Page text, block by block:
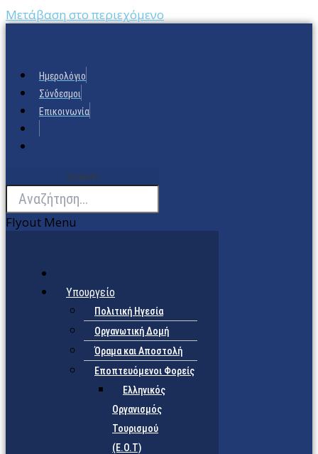
Μετάβαση στο περιεχόμενο
Ημερολόγιο
Σύνδεσμοι
Επικοινωνία
Search
Flyout Menu
Υπουργείο
Πολιτική Ηγεσία
Οργανωτική Δομή
Όραμα και Αποστολή
Εποπτευόμενοι Φορείς
Eλληνικός
Οργανισμός
Τουρισμού
(Ε.Ο.Τ)